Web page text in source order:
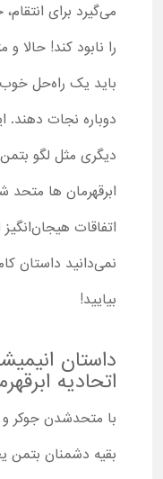
می‌گیرد برای
را نابود کند! حالا
باید یک راه‌حل خوب
دوباره نجات دهند.
دیگری مثل لگو
ابرقهرمان ها
اتفاقات
نمی‌دانید داستان
بیایید!
داستان
اتحادیه
با متحدشدن جوکر
بقیه دشمنان بتمن